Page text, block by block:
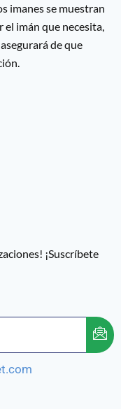
imanes se muestran
el imán que necesita,
de que
¡Suscríbete